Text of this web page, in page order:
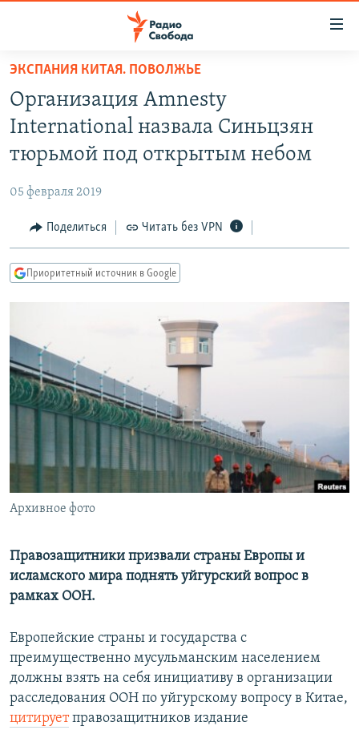
упрощенного
доступа
Вернуться
основному
Вернутся
Вернутся
ПОДКАСТЫ
АВТОРСКИЕ ПРОЕКТЫ
МНЕНИЯ
КУЛЬТУРА
КАВКАЗ.РЕАЛИИ
СИБИРЬ.РЕАЛИИ
РАСПИСАНИЕ ВЕЩАНИЯ
ПОДПИШИТЕСЬ НА РАССЫЛКУ
Все сайты РСЕ/РС
ЭКСПАНИЯ КИТАЯ. ПОВОЛЖЬЕ
Организация Amnesty
International назвала Синьцзян
тюрьмой под открытым небом
05 февраля 2019
Поделиться Читать без VPN
Приоритетный источник в Google
Архивное фото
Правозащитники призвали страны Европы и
исламского мира поднять уйгурский вопрос в
рамках ООН.
Европейские страны и государства с
преимущественно мусульманским населением
должны взять на себя инициативу в организации
расследования ООН по уйгурскому вопросу в Китае,
цитируетправозащитников издание